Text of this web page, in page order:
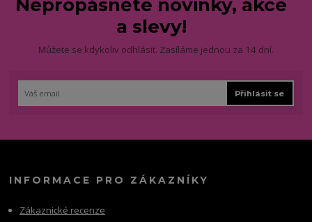
Nepropásněte novinky, akce
a slevy!
Můžete se kdykoliv odhlásit. Zasíláme jednou za 14 dní.
Přihlásit se
INFORMACE PRO ZÁKAZNÍKY
Zákaznické recenze